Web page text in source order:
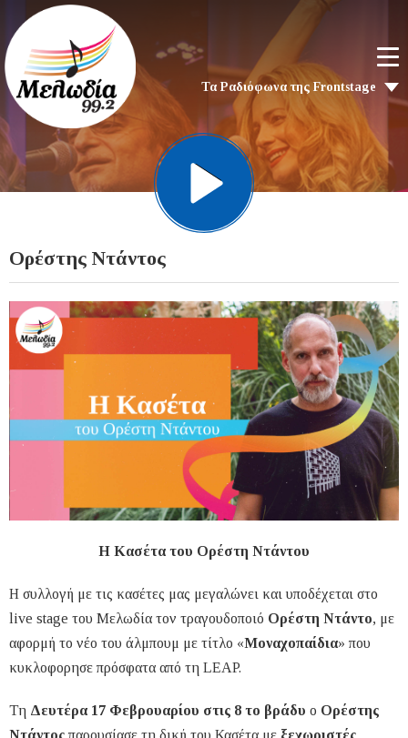
Τα Ραδιόφωνα της Frontstage
Ορέστης Ντάντος
Η Κασέτα του Ορέστη Ντάντου
Η συλλογή με τις κασέτες μας μεγαλώνει και υποδέχεται στο
live stage του Μελωδία τον τραγουδοποιό Ορέστη Ντάντο, με
αφορμή το νέο του άλμπουμ με τίτλο «Μοναχοπαίδια» που
κυκλοφορησε πρόσφατα από τη LEAP.
Τη Δευτέρα 17 Φεβρουαρίου στις 8 το βράδυ ο Ορέστης
Ντάντος παρουσίασε τη δική του Κασέτα με ξεχωριστές